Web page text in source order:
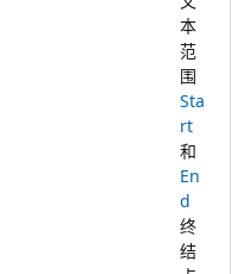
本
范
围
Sta
rt
和
En
d
终
结